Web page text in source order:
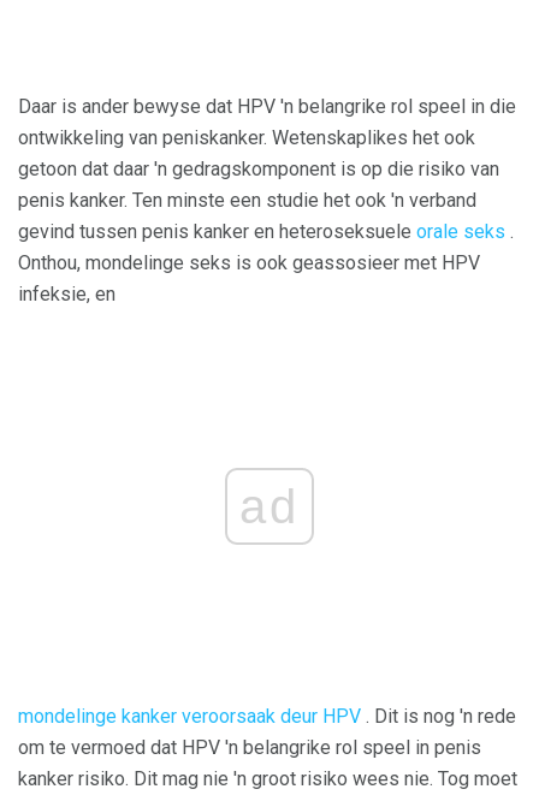
Daar is ander bewyse dat HPV 'n belangrike rol speel in die
ontwikkeling van peniskanker. Wetenskaplikes het ook
getoon dat daar 'n gedragskomponent is op die risiko van
penis kanker. Ten minste een studie het ook 'n verband
gevind tussen penis kanker en heteroseksuele orale seks .
Onthou, mondelinge seks is ook geassosieer met HPV
infeksie, en
ad
mondelinge kanker veroorsaak deur HPV . Dit is nog 'n rede
om te vermoed dat HPV 'n belangrike rol speel in penis
kanker risiko. Dit mag nie 'n groot risiko wees nie. Tog moet